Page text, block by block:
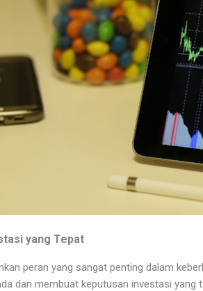
yang Tepat
peran yang sangat penting dalam
dan membuat keputusan investasi yang